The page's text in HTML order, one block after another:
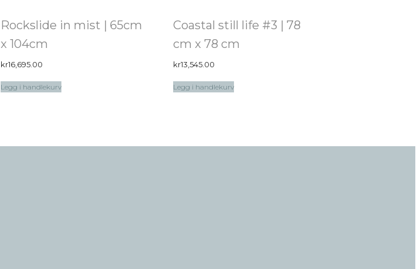
Rockslide in mist | 65cm
x 104cm
kr16,695.00
Legg i handlekurv
Coastal still life #3 | 78
cm x 78 cm
kr13,545.00
Legg i handlekurv